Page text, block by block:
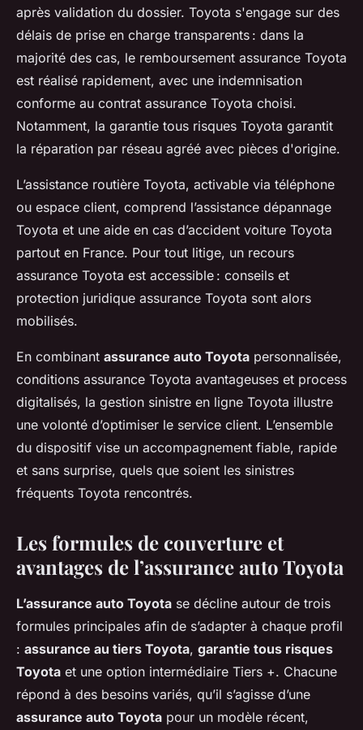
après validation du dossier. Toyota s'engage sur des
délais de prise en charge transparents : dans la
majorité des cas, le remboursement assurance Toyota
est réalisé rapidement, avec une indemnisation
conforme au contrat assurance Toyota choisi.
Notamment, la garantie tous risques Toyota garantit
la réparation par réseau agréé avec pièces d'origine.
L’assistance routière Toyota, activable via téléphone
ou espace client, comprend l’assistance dépannage
Toyota et une aide en cas d’accident voiture Toyota
partout en France. Pour tout litige, un recours
assurance Toyota est accessible : conseils et
protection juridique assurance Toyota sont alors
mobilisés.
En combinant assurance auto Toyota personnalisée,
conditions assurance Toyota avantageuses et process
digitalisés, la gestion sinistre en ligne Toyota illustre
une volonté d’optimiser le service client. L’ensemble
du dispositif vise un accompagnement fiable, rapide
et sans surprise, quels que soient les sinistres
fréquents Toyota rencontrés.
Les formules de couverture et
avantages de l’assurance auto Toyota
L’assurance auto Toyota se décline autour de trois
formules principales afin de s’adapter à chaque profil
: assurance au tiers Toyota, garantie tous risques
Toyota et une option intermédiaire Tiers +. Chacune
répond à des besoins variés, qu’il s’agisse d’une
assurance auto Toyota pour un modèle récent,